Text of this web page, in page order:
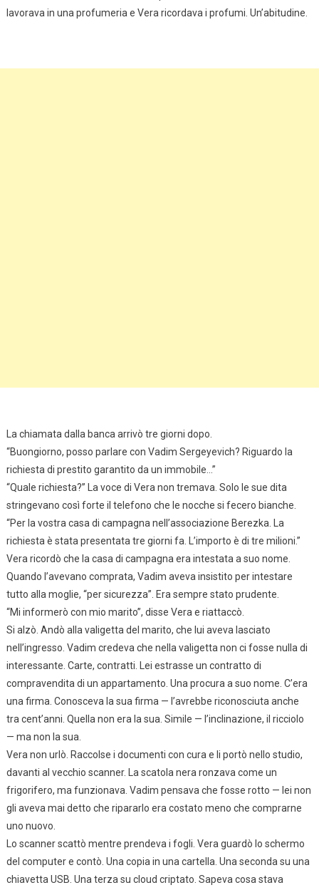
lavorava in una profumeria e Vera ricordava i profumi. Un’abitudine.
La chiamata dalla banca arrivò tre giorni dopo.
“Buongiorno, posso parlare con Vadim Sergeyevich? Riguardo la
richiesta di prestito garantito da un immobile…”
“Quale richiesta?” La voce di Vera non tremava. Solo le sue dita
stringevano così forte il telefono che le nocche si fecero bianche.
“Per la vostra casa di campagna nell’associazione Berezka. La
richiesta è stata presentata tre giorni fa. L’importo è di tre milioni.”
Vera ricordò che la casa di campagna era intestata a suo nome.
Quando l’avevano comprata, Vadim aveva insistito per intestare
tutto alla moglie, “per sicurezza”. Era sempre stato prudente.
“Mi informerò con mio marito”, disse Vera e riattaccò.
Si alzò. Andò alla valigetta del marito, che lui aveva lasciato
nell’ingresso. Vadim credeva che nella valigetta non ci fosse nulla di
interessante. Carte, contratti. Lei estrasse un contratto di
compravendita di un appartamento. Una procura a suo nome. C’era
una firma. Conosceva la sua firma — l’avrebbe riconosciuta anche
tra cent’anni. Quella non era la sua. Simile — l’inclinazione, il ricciolo
— ma non la sua.
Vera non urlò. Raccolse i documenti con cura e li portò nello studio,
davanti al vecchio scanner. La scatola nera ronzava come un
frigorifero, ma funzionava. Vadim pensava che fosse rotto — lei non
gli aveva mai detto che ripararlo era costato meno che comprarne
uno nuovo.
Lo scanner scattò mentre prendeva i fogli. Vera guardò lo schermo
del computer e contò. Una copia in una cartella. Una seconda su una
chiavetta USB. Una terza su cloud criptato. Sapeva cosa stava